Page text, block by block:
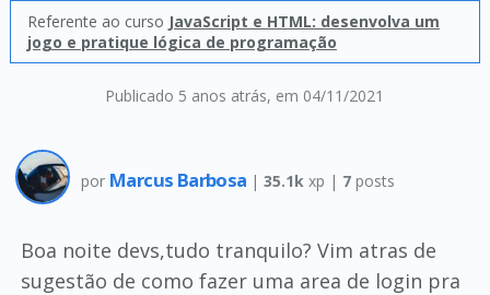
Publicado 5 anos atrás, em 04/11/2021
Referente ao curso JavaScript e HTML: desenvolva um
jogo e pratique lógica de programação
por Marcus Barbosa | 35.1k xp | 7posts
Boa noite devs,tudo tranquilo? Vim atras de
sugestão de como fazer uma area de login pra